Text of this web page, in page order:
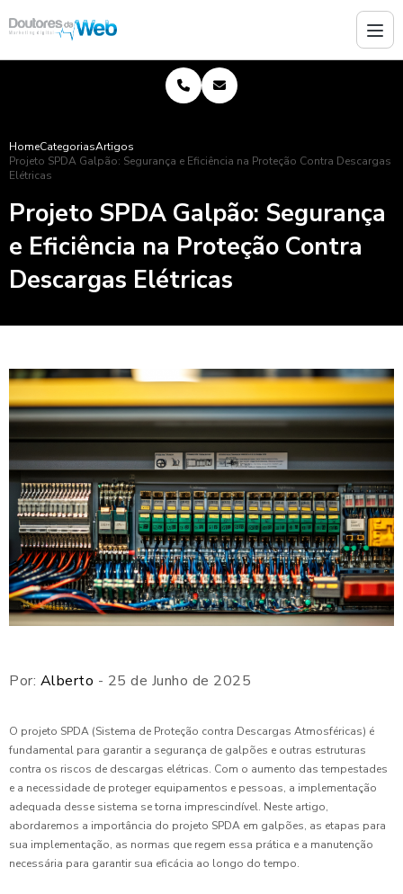
HomeCategoriasArtigos
Projeto SPDA Galpão: Segurança e Eficiência na Proteção Contra Descargas
Elétricas
Projeto SPDA Galpão: Segurança
e Eficiência na Proteção Contra
Descargas Elétricas
Por: Alberto - 25 de Junho de 2025
O projeto SPDA (Sistema de Proteção contra Descargas Atmosféricas) é
fundamental para garantir a segurança de galpões e outras estruturas
contra os riscos de descargas elétricas. Com o aumento das tempestades
e a necessidade de proteger equipamentos e pessoas, a implementação
adequada desse sistema se torna imprescindível. Neste artigo,
abordaremos a importância do projeto SPDA em galpões, as etapas para
sua implementação, as normas que regem essa prática e a manutenção
necessária para garantir sua eficácia ao longo do tempo.